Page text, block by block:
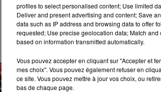
BARRAGE DES
AGRICULTEURS : UN
DESCEND DU ROANNAIS
VERS LA...
profiles to select personalised content; Use limited
Deliver and present advertising and content; Save
data such as IP address and browsing data to offer
requested; Use precise geolocation data; Match
based on information transmitted automatically.
Vous pouvez accepter en cliquant sur "Accepter et
mes choix". Vous pouvez également refuser en
ce site. Vous pouvez mettre à jour vos choix, ou
bas de chaque page.